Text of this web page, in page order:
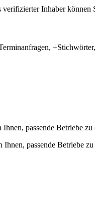
Inhaber können
passende Betriebe zu
passende Betriebe zu